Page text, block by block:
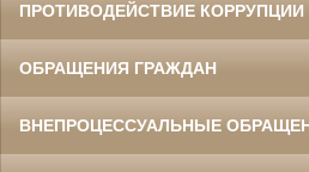
ПРОТИВОДЕЙСТВИЕ КОРРУПЦИИ
ОБРАЩЕНИЯ ГРАЖДАН
ВНЕПРОЦЕССУАЛЬНЫЕ